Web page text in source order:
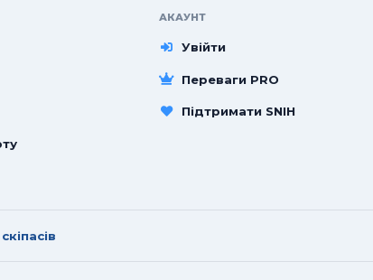
АКАУНТ
Увійти
Переваги PRO
Підтримати SNIH